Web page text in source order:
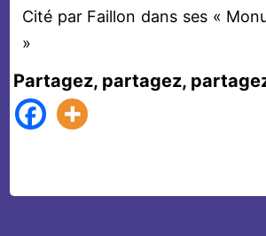
Cité par Faillon dans ses «
»
Partagez, partagez,